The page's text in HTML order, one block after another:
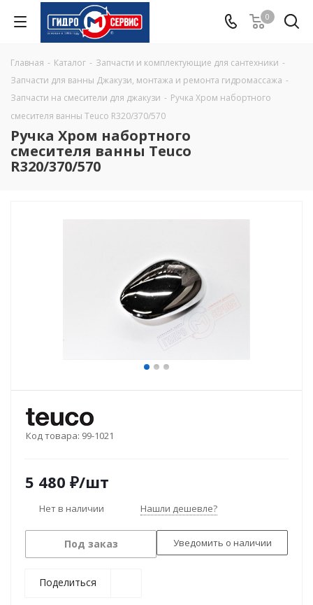
0
Главная - Каталог - Запчасти и комплектующие для сантехники -
Запчасти для ванны Джакузи, монтажа и ремонта гидромассажа -
Запчасти на смесители для джакузи - Ручка Хром набортного
смесителя ванны Teuco R320/370/570
Ручка Хром набортного
смесителя ванны Teuco
R320/370/570
Код товара: 99-1021
5 480 ₽/шт
Нет в наличии Нашли дешевле?
Под заказ Уведомить о наличии
Поделиться